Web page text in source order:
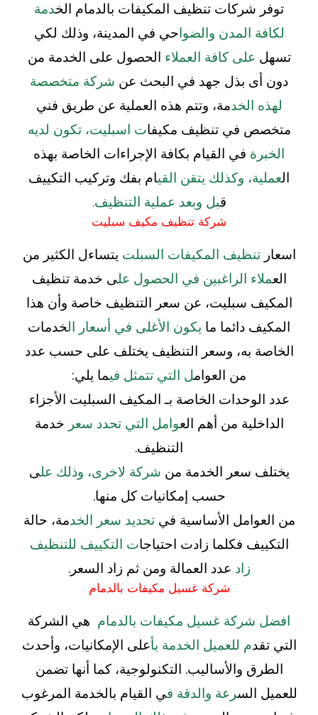
توفر شركات تنظيف المكيفات بالدمام الخدمة
لكافة المدن والضواحي في المدينة، وذلك لكي
تسهل على كافة العملاء الحصول على الخدمة من
دون أى بذل جهد في البحث عن شركة متخصصة
لهذه الخدمة، وتتم هذه العملية عن طريق فني
متخصص في تنظيف مكيفات اسبليت، تكون لديه
الخبرة في القيام بكافة الإجراءات الخاصة بهذه
العملية، وكذلك يتقن القيام بفك وتركيب التكييف
قبل وبعد عملية التنظيف.
شركة تنظيف مكيف سبليت
اسعارتنظيف المكيفات السبلت يتساءل الكثير من
العملاء الراغبين في الحصول على خدمة تنظيف
المكيف سبليت، عن سعر التنظيف خاصة وأن هذا
المكيف دائما ما يكون الأغلى في أسعار الخدمات
الخاصة به، وسعر التنظيف يختلف على حسب عدد
من العوامل التي تتمثل فيما يلي:
عدد الوحدات الخاصة بـ المكيف السبليت الأجزاء
الداخلية من أهم العوامل التي تحدد سعر خدمة
التنظيف.
يختلف سعر الخدمة من شركة لاخرى، وذلك على
حسب إمكانيات كل منها.
من العوامل الأساسية في تحديد سعر الخدمة، حالة
التكييف فكلما زادت احتياجات التكييف للتنظيف
زاد عدد العمالة ومن ثم زاد السعر.
شركة غسيل مكيفات بالدمام
افضل شركة غسيل مكيفات بالدمام هي الشركة
التي تقدم للعميل الخدمة بأعلى الإمكانيات، وأحدث
الطرق والأساليب. التكنولوجية، كما أنها تضمن
للعميل السرعة والدقة في القيام بالخدمة المرغوب